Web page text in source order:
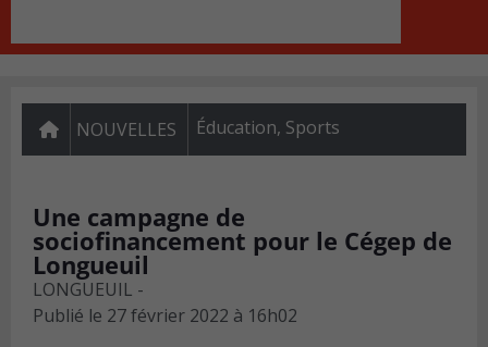
NOUVELLES Éducation, Sports
Une campagne de
sociofinancement pour le Cégep de
Longueuil
LONGUEUIL -
Publié le 27 février 2022 à 16h02